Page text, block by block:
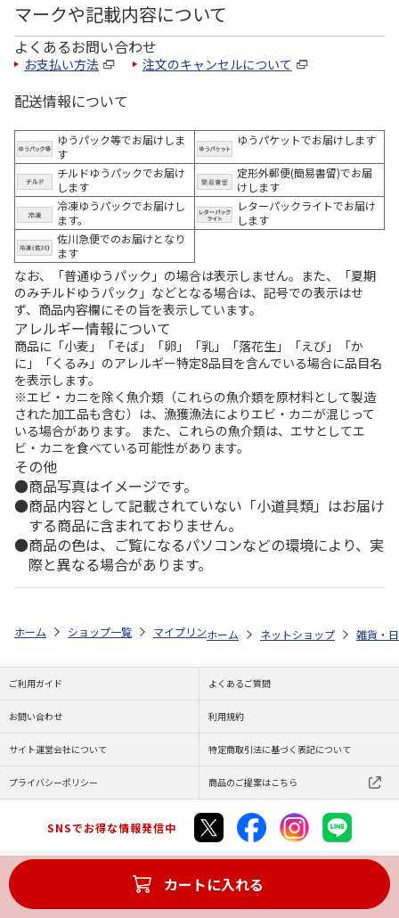
マークや記載内容について
よくあるお問い合わせ
お支払い方法 注文のキャンセルについて
配送情報について
ゆうパック等でお届けしま
す
ゆうパケットでお届けします
チルドゆうパックでお届け
します
定形外郵便(簡易書留)でお届
けします
冷凍ゆうパックでお届けし
ます。
レターパックライトでお届け
します
佐川急便でのお届けとなり
ます
なお、「普通ゆうパック」の場合は表示しません。また、「夏期
のみチルドゆうパック」などとなる場合は、記号での表示はせ
ず、商品内容欄にその旨を表示しています。
アレルギー情報について
商品に「小麦」「そば」「卵」「乳」「落花生」「えび」「か
に」「くるみ」のアレルギー特定8品目を含んでいる場合に品目名
を表示します。
※エビ・カニを除く魚介類（これらの魚介類を原材料として製造
された加工品も含む）は、漁獲漁法によりエビ・カニが混じって
いる場合があります。 また、これらの魚介類は、エサとしてエ
ビ・カニを食べている可能性があります。
その他
商品写真はイメージです。
商品内容として記載されていない「小道具類」はお届け
する商品に含まれておりません。
商品の色は、ご覧になるパソコンなどの環境により、実
際と異なる場合があります。
カートに入れる
ホーム ショップ一覧 マイプリント シルエットプレート【ヨーク
ホーム ネットショップ 雑貨・
ご利用ガイド よくあるご質問
お問い合わせ 利用規約
サイト運営会社について 特定商取引法に基づく表記について
プライバシーポリシー 商品のご提案はこちら
SNSでお得な情報発信中